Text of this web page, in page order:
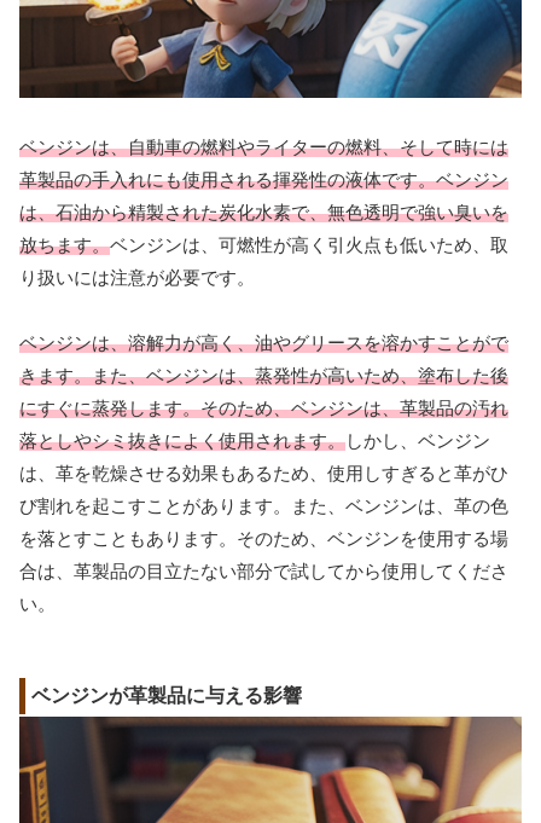
ベンジンは、自動車の燃料やライターの燃料、そして時には
革製品の手入れにも使用される揮発性の液体です。ベンジン
は、石油から精製された炭化水素で、無色透明で強い臭いを
放ちます。ベンジンは、可燃性が高く引火点も低いため、取
り扱いには注意が必要です。
ベンジンは、溶解力が高く、油やグリースを溶かすことがで
きます。また、ベンジンは、蒸発性が高いため、塗布した後
にすぐに蒸発します。そのため、ベンジンは、革製品の汚れ
落としやシミ抜きによく使用されます。しかし、ベンジン
は、革を乾燥させる効果もあるため、使用しすぎると革がひ
び割れを起こすことがあります。また、ベンジンは、革の色
を落とすこともあります。そのため、ベンジンを使用する場
合は、革製品の目立たない部分で試してから使用してくださ
い。
ベンジンが革製品に与える影響